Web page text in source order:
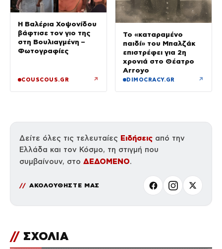
Η Βαλέρια Χοψονίδου
βάφτισε τον γιο της
στη Βουλιαγμένη –
Φωτογραφίες
COUSCOUS.GR ↗
Το «καταραμένο
παιδί» του Μπαλζάκ
επιστρέφει για 2η
χρονιά στο Θέατρο
Arroyo
DIMOCRACY.GR ↗
Δείτε όλες τις τελευταίες Ειδήσεις από την
Ελλάδα και τον Κόσμο, τη στιγμή που
συμβαίνουν, στο ΔΕΔΟΜΕΝΟ.
ΑΚΟΛΟΥΘΗΣΤΕ ΜΑΣ
// ΣΧΟΛΙΑ